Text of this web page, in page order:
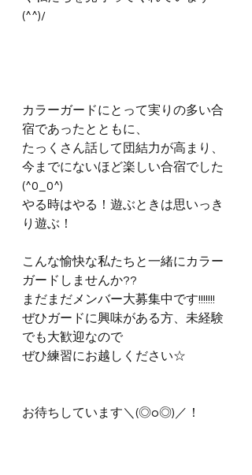
(^^)/
カラーガードにとって実りの多い合
宿であったとともに、
たっくさん話して団結力が高まり、
今までにないほど楽しい合宿でした
(^0_0^)
やる時はやる！遊ぶときは思いっき
り遊ぶ！
こんな愉快な私たちと一緒にカラー
ガードしませんか??
まだまだメンバー大募集中です!!!!!!!
ぜひガードに興味がある方、未経験
でも大歓迎なので
ぜひ練習にお越しください☆
お待ちしています＼(◎o◎)／！